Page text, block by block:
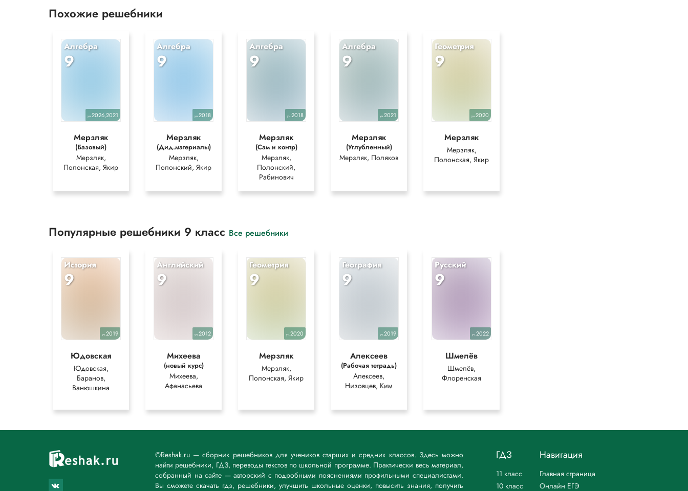
Похожие решебники
Алгебра
9
уч.2026,2021
Мерзляк
(Базовый)
Мерзляк,
Полонская, Якир
Алгебра
9
уч.2018
Мерзляк
(Дид.материалы)
Мерзляк,
Полонский, Якир
Алгебра
9
уч.2018
Мерзляк
(Сам и контр)
Мерзляк,
Полонский,
Рабинович
Алгебра
9
уч.2021
Мерзляк
(Углубленный)
Мерзляк, Поляков
Геометрия
9
уч.2020
Мерзляк
Мерзляк,
Полонская, Якир
Популярные решебники 9 класс Все решебники
История
9
уч.2019
Юдовская
Юдовская,
Баранов,
Ванюшкина
Английский
9
уч.2012
Михеева
(новый курс)
Михеева,
Афанасьева
Геометрия
9
уч.2020
Мерзляк
Мерзляк,
Полонская, Якир
География
9
уч.2019
Алексеев
(Рабочая тетрадь)
Алексеев,
Низовцев, Ким
Русский
9
уч.2022
Шмелёв
Шмелёв,
Флоренская
©Reshak.ru — сборник решебников для учеников старших и средних классов. Здесь можно
найти решебники, ГДЗ, переводы текстов по школьной программе. Практически весь материал,
собранный на сайте — авторский с подробными пояснениями профильными специалистами.
Вы сможете скачать гдз, решебники, улучшить школьные оценки, повысить знания, получить
ГДЗ
11 класс
10 класс
Навигация
Главная страница
Онлайн ЕГЭ